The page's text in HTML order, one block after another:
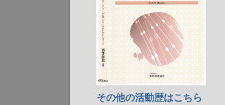
その他の活動歴はこちら